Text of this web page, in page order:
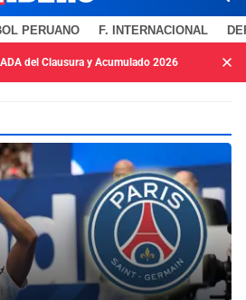
PERUANO F. INTERNACIONAL
del Clausura y Acumulado 2026